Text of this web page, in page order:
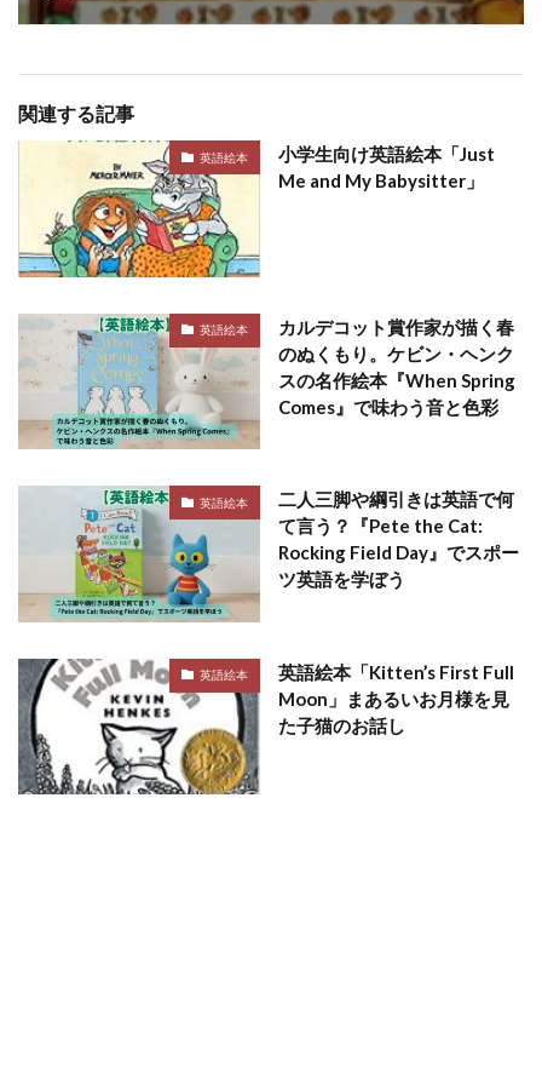
関連する記事
英語絵本
小学生向け英語絵本「Just
Me and My Babysitter」
英語絵本
カルデコット賞作家が描く春
のぬくもり。ケビン・ヘンク
スの名作絵本『When Spring
Comes』で味わう音と色彩
英語絵本
二人三脚や綱引きは英語で何
て言う？『Pete the Cat:
Rocking Field Day』でスポー
ツ英語を学ぼう
英語絵本
英語絵本「Kitten’s First Full
Moon」まあるいお月様を見
た子猫のお話し